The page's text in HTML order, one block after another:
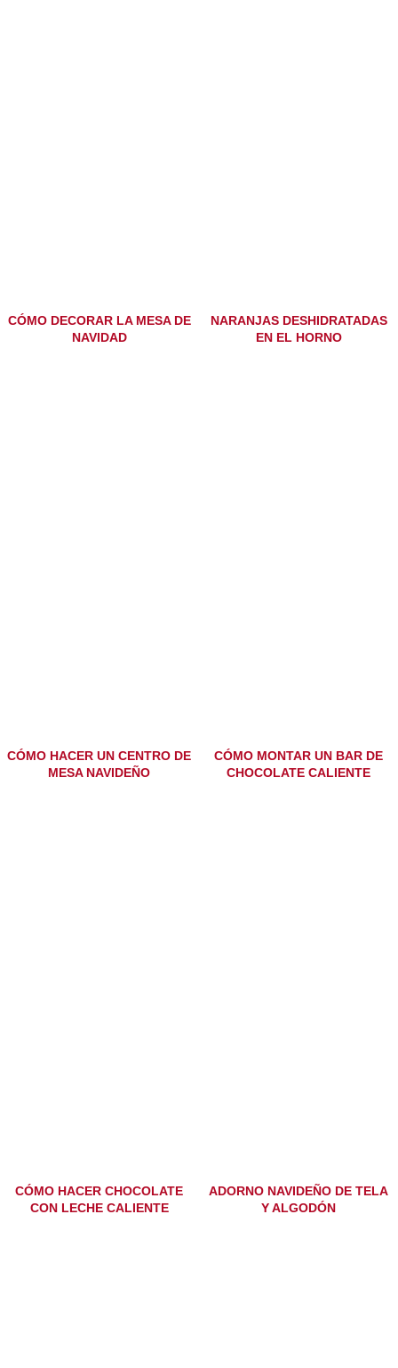
CÓMO DECORAR LA MESA DE
NAVIDAD
NARANJAS DESHIDRATADAS
EN EL HORNO
CÓMO HACER UN CENTRO DE
MESA NAVIDEÑO
CÓMO MONTAR UN BAR DE
CHOCOLATE CALIENTE
CÓMO HACER CHOCOLATE
CON LECHE CALIENTE
ADORNO NAVIDEÑO DE TELA
Y ALGODÓN